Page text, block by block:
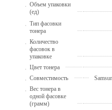
Объем упаковки
(ед)
Тип фасовки
тонера
Количество
фасовок в
упаковке
Цвет тонера
Совместимость
Вес тонера в
одной фасовке
(грамм)